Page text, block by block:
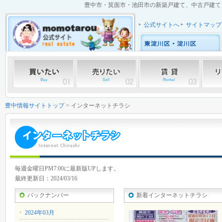
豊中市・箕面市・池田市の新築戸建て、中古戸建
公式サイトへ サイトマップ
豊中情報サイトトップ> インターネットチラシ
毎週金曜日PM7:00に最新版UPします。
最終更新日：2024/03/16
バックナンバー
2024年03月
新着インターネットチラシ